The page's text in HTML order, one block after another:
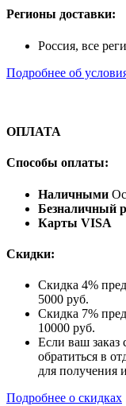
Регионы доставки:
Россия, все
Подробнее об
ОПЛАТА
Способы оплаты:
Наличными
Безналичный
Карты VISA
Скидки:
Скидка 4%
5000 руб.
Скидка 7%
10000 руб.
Если ваш заказ
обратиться в
для получения
Подробнее о скидках